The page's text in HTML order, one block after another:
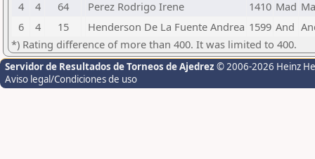
4
4 64 Perez Rodrigo Irene 1410 Mad
6
4 15 Henderson De La Fuente Andrea 1599 And
*) Rating difference of more than 400. It was limited to 400.
Servidor de Resultados de Torneos de Ajedrez © 2006-2026 Heinz
Aviso legal/Condiciones de uso